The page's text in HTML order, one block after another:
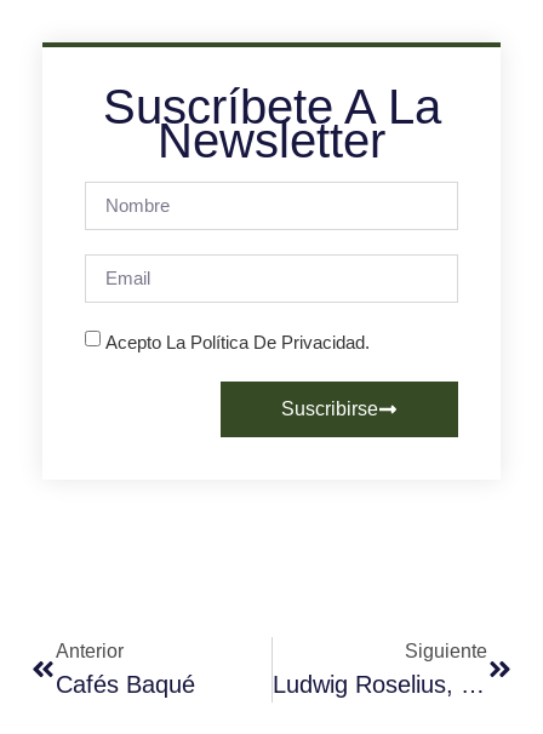
Suscríbete A La
Newsletter
Acepto La Política De Privacidad.
Suscribirse
Anterior
Cafés Baqué
Siguiente
Ludwig Roselius, El Inventor Del Proceso De Descafeinado Comercial De Café